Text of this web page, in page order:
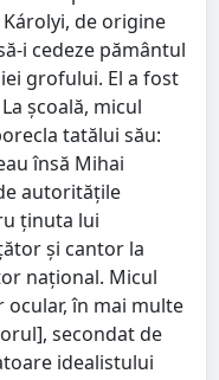
de origine
i cedeze pământul
grofului. El a fost
şcoală, micul
tatălui său:
însă Mihai
autorităţile
ţinuta lui
şi cantor la
naţional. Micul
ocular, în mai multe
secondat de
idealistului